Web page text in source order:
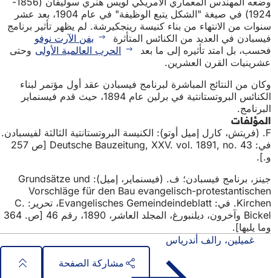
1924) في صيغة "الشكل يتبع الوظيفة" في عام 1904، بعد عشر
سنوات من الانتهاء من بناء كنيسة رينجكيرشة. لم يظهر تأثير برنامج
فيسبادن في العديد من الكنائس المتأثرة
بفن الآرت نوفو
فحسب، بل امتد تأثيره إلى ما بعد
الحرب العالمية الأولى وحتى
عشرينيات القرن العشرين.
وكان من النتائج المباشرة لبرنامج فيسبادن عقد أول مؤتمر لبناء
الكنائس البروتستانتية في برلين عام 1894، حيث قدم فيسنماير
البرنامج.
المؤلفات
F. (فريتش، كارل إميل أوتو): الكنيسة البروتستانتية الثالثة لفيسبادن.
في: Deutsche Bauzeitung, XXV. vol. 1891, no. 43 [ص 257
و.].
جينز، برنامج فيسبادن؛ ف. (فيسنماير، إميل): Grundsätze und
Vorschläge für den Bau evangelisch-protestantischen
Kirchen. في: Evangelisches Gemeindeindeblatt، تحرير: C.
Bickel وآخرون، ديلنبورغ، المجلد العاشر، 1890، رقم 46 [ص. 364
وما يليها].
غميلين، رالف أندرياس
مشاركة الصفحة